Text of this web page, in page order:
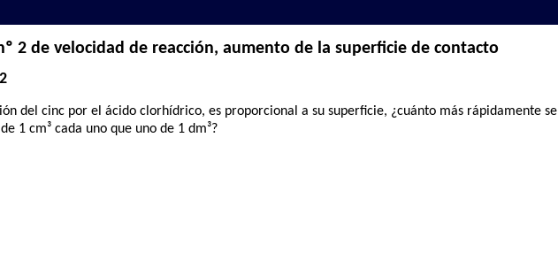
2 de velocidad de reacción, aumento de la superficie de contacto
del cinc por el ácido clorhídrico, es proporcional a su superficie, ¿cuánto más rápidamente se
1 cm³ cada uno que uno de 1 dm³?